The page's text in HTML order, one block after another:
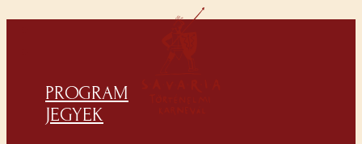
PROGRAM
JEGYEK